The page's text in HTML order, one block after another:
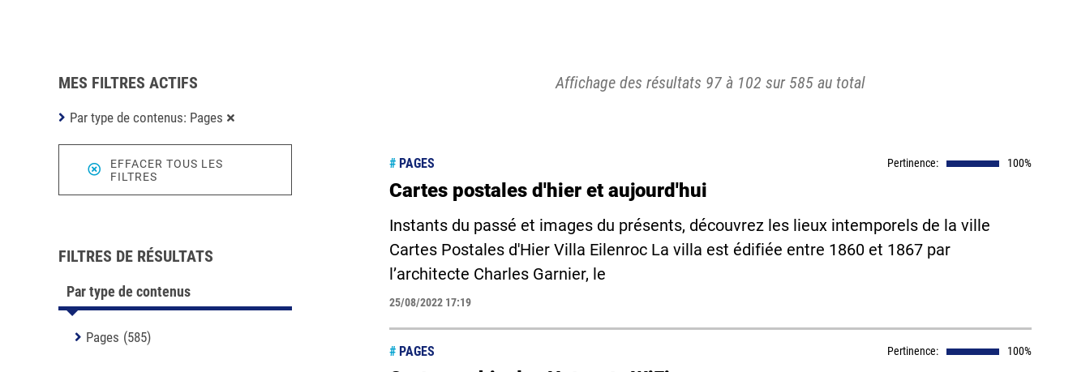
Affichage des résultats 97 à 102 sur 585 au total
# PAGES Pertinence: 100%
Cartes postales d'hier et aujourd'hui
Instants du passé et images du présents, découvrez les lieux intemporels de la ville
Cartes Postales d'Hier Villa Eilenroc La villa est édifiée entre 1860 et 1867 par
l’architecte Charles Garnier, le
25/08/2022 17:19
# PAGES Pertinence: 100%
MES FILTRES ACTIFS
Par type de contenus: Pages
EFFACER TOUS LES
FILTRES
FILTRES DE RÉSULTATS
Par type de contenus
Pages (585)